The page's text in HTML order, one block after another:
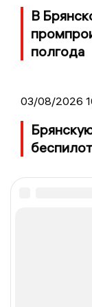
В
полгода
03/08/2026